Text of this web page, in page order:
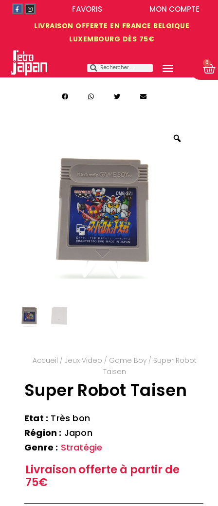
LIVRAISON OFFERTE EN FRANCE BELGIQUE
LUXEMBOURG DÈS 75€
MON COMPTE
FAVORIS
0
Accueil / Jeux Video / Game Boy/ Super Robot
Taisen
Super Robot Taisen
Etat : Très bon
Région : Japon
Genre : Stratégie
Livraison offerte à partir de
75€